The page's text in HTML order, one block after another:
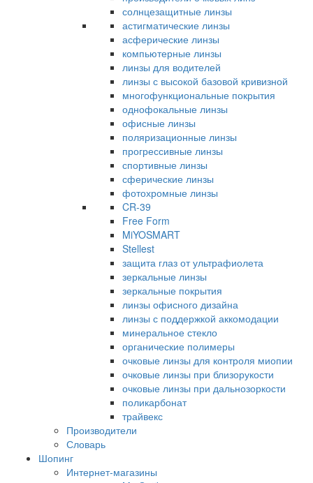
солнцезащитные линзы
астигматические линзы
асферические линзы
компьютерные линзы
линзы для водителей
линзы с высокой базовой кривизной
многофункциональные покрытия
однофокальные линзы
офисные линзы
поляризационные линзы
прогрессивные линзы
спортивные линзы
сферические линзы
фотохромные линзы
CR-39
Free Form
MiYOSMART
Stellest
защита глаз от ультрафиолета
зеркальные линзы
зеркальные покрытия
линзы офисного дизайна
линзы с поддержкой аккомодации
минеральное стекло
органические полимеры
очковые линзы для контроля миопии
очковые линзы при близорукости
очковые линзы при дальнозоркости
поликарбонат
трайвекс
Производители
Словарь
Шопинг
Интернет-магазины